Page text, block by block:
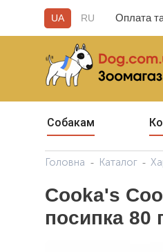
UA RU Оплата
Собакам
Головна Каталог
Cooka's
посипка 80